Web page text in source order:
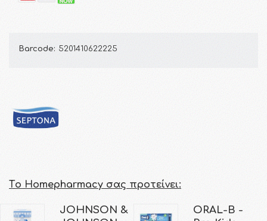
Barcode: 5201410622225
Τo Homepharmacy σας προτείνει:
JOHNSON &
ORAL-B -